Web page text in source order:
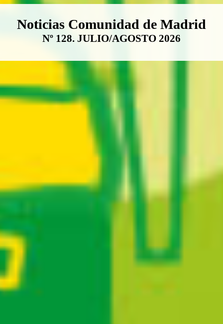
Boletín Noticias Comunidad de
Noticias Comunidad de Madrid
Nº 128. JULIO/AGOSTO 2026